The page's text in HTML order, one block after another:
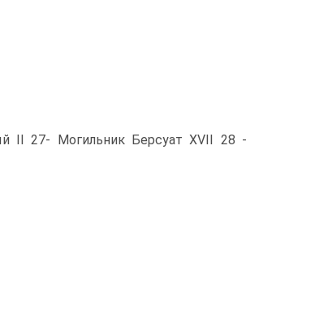
II 27- Могильник Берсуат XVII 28 -